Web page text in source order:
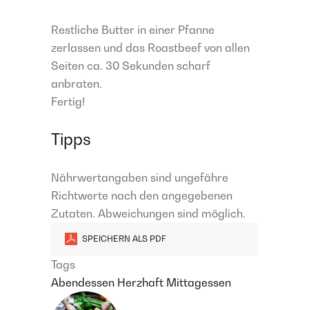
Restliche Butter in einer Pfanne
zerlassen und das Roastbeef von allen
Seiten ca. 30 Sekunden scharf
anbraten.
Fertig!
Tipps
Nährwertangaben sind ungefähre
Richtwerte nach den angegebenen
Zutaten. Abweichungen sind möglich.
SPEICHERN ALS PDF
Tags
Abendessen Herzhaft Mittagessen